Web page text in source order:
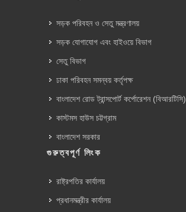
সড়ক পরিবহন ও সেতু মন্ত্রণালয়
সড়ক যোগাযোগ এবং হাইওয়ে বিভাগ
সেতু বিভাগ
ঢাকা পরিবহন সমন্বয় কর্তৃপক্ষ
বাংলাদেশ রোড ট্রান্সপোর্ট কর্পোরেশন (বিআরটিসি)
কাস্টমস হাউস চট্টগ্রাম
বাংলাদেশ সরকার
গুরুত্বপূর্ণ লিংক
রাষ্ট্রপতির কার্যালয়
প্রধানমন্ত্রীর কার্যালয়